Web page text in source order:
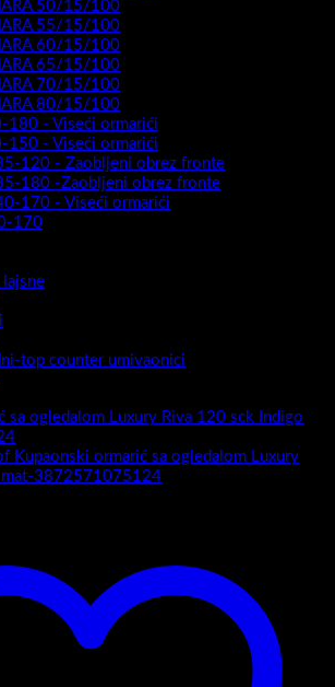
50/15/100
55/15/100
60/15/100
65/15/100
70/15/100
80/15/100
180 - Viseći ormarići
150 - Viseći ormarići
120 - Zaobljeni obrez fronte
180 -Zaobljeni obrez fronte
170 - Viseći ormarići
170
lajsne
top counter umivaonici